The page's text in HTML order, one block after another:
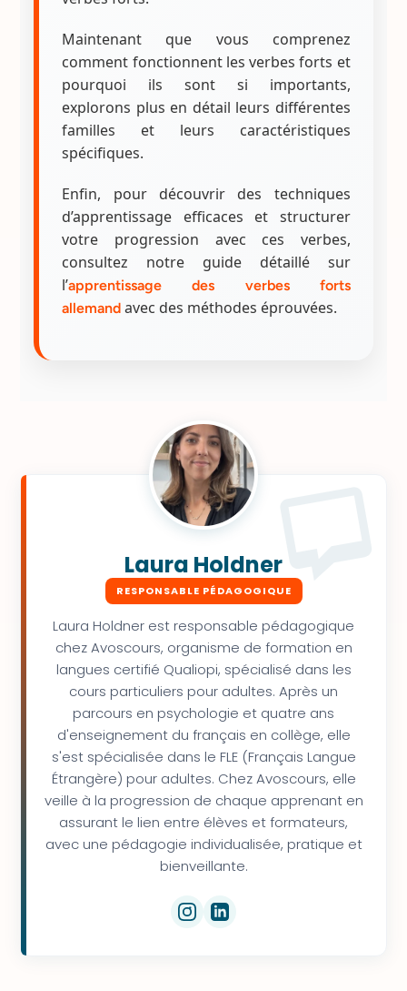
Maintenant que vous comprenez
comment fonctionnent les verbes forts et
pourquoi ils sont si importants,
explorons plus en détail leurs différentes
familles et leurs caractéristiques
spécifiques.
Enfin, pour découvrir des techniques
d’apprentissage efficaces et structurer
votre progression avec ces verbes,
consultez notre guide détaillé sur
l’apprentissage des verbes forts
allemand avec des méthodes éprouvées.
Laura Holdner
RESPONSABLE PÉDAGOGIQUE
Laura Holdner est responsable pédagogique
chez Avoscours, organisme de formation en
langues certifié Qualiopi, spécialisé dans les
cours particuliers pour adultes. Après un
parcours en psychologie et quatre ans
d'enseignement du français en collège, elle
s'est spécialisée dans le FLE (Français Langue
Étrangère) pour adultes. Chez Avoscours, elle
veille à la progression de chaque apprenant en
assurant le lien entre élèves et formateurs,
avec une pédagogie individualisée, pratique et
bienveillante.